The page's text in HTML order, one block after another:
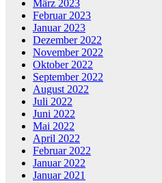
März 2023
Februar 2023
Januar 2023
Dezember 2022
November 2022
Oktober 2022
September 2022
August 2022
Juli 2022
Juni 2022
Mai 2022
April 2022
Februar 2022
Januar 2022
Januar 2021